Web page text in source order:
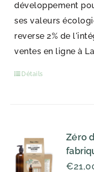
développement
ses valeurs
reverse 2% de
ventes en ligne à
Détails
Zéro
€